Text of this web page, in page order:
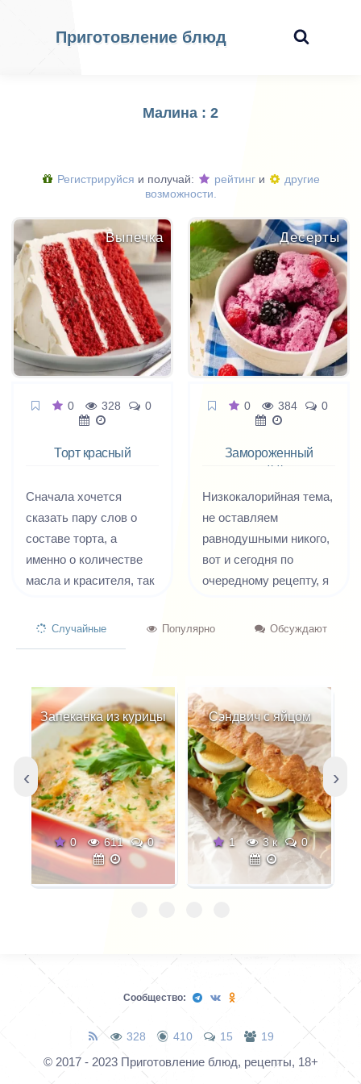
Приготовление блюд
Малина : 2
Регистрируйся и получай: рейтинг и
другие
возможности.
Выпечка
0 328 0
Торт красный
Сначала хочется
сказать пару слов о
составе торта, а
именно о количестве
масла и красителя, так
наибольшее число
негатива в адрес этого
знаменитого сладкого
американца. Итак, что
касается
растительного масла
его тут много, да. На
каждый полноценный
взрослый кусочек
торта приходится две
полные столовые
вторых, торт
абсолютно не кажется
жирным в итоге, а тесто
при этом получает
неповторимую
нежность и сочность.
Десерты
0 384 0
Замороженный
Низкокалорийная тема,
не оставляем
равнодушными никого,
вот и сегодня по
очередному рецепту, я
замороженный ягодный
недоделанное
домашнее мороженное.
Конечно, детям виднее.
Однако, могу сказать
только одно в ягодном
йогурте присутствуют
любимые вами ягоды
(я в данном случае,
взяла малину и
кислоту и придал
йогурту немного
пикантности.
Случайные Популярно Обсуждают
Запеканка из курицы
0 611 0
Сэндвич с яйцом
1 3 к 0
‹ ›
Сообщество:
328 410 15 19
© 2017 - 2023 Приготовление блюд, рецепты, 18+